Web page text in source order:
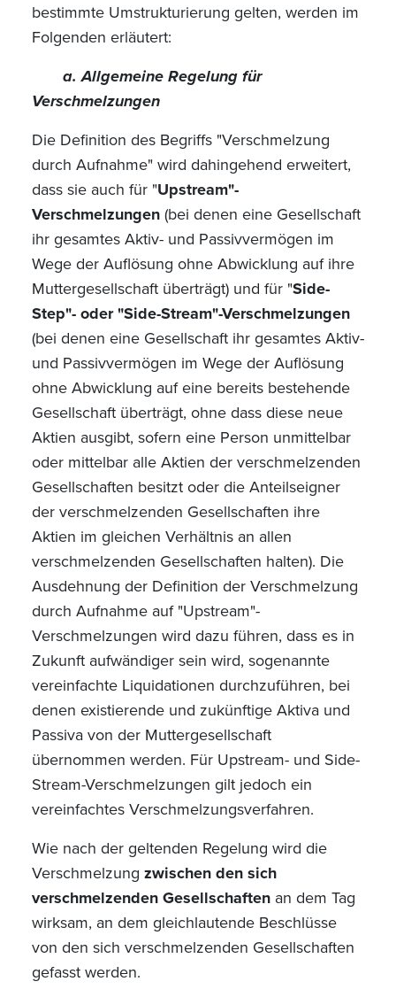
bestimmte Umstrukturierung gelten, werden im
Folgenden erläutert:
a. Allgemeine Regelung für
Verschmelzungen
Die Definition des Begriffs "Verschmelzung
durch Aufnahme" wird dahingehend erweitert,
dass sie auch für "Upstream"-
Verschmelzungen(bei denen eine Gesellschaft
ihr gesamtes Aktiv- und Passivvermögen im
Wege der Auflösung ohne Abwicklung auf ihre
Muttergesellschaft überträgt) und für "Side-
Step"- oder "Side-Stream"-Verschmelzungen
(bei denen eine Gesellschaft ihr gesamtes Aktiv-
und Passivvermögen im Wege der Auflösung
ohne Abwicklung auf eine bereits bestehende
Gesellschaft überträgt, ohne dass diese neue
Aktien ausgibt, sofern eine Person unmittelbar
oder mittelbar alle Aktien der verschmelzenden
Gesellschaften besitzt oder die Anteilseigner
der verschmelzenden Gesellschaften ihre
Aktien im gleichen Verhältnis an allen
verschmelzenden Gesellschaften halten). Die
Ausdehnung der Definition der Verschmelzung
durch Aufnahme auf "Upstream"-
Verschmelzungen wird dazu führen, dass es in
Zukunft aufwändiger sein wird, sogenannte
vereinfachte Liquidationen durchzuführen, bei
denen existierende und zukünftige Aktiva und
Passiva von der Muttergesellschaft
übernommen werden. Für Upstream- und Side-
Stream-Verschmelzungen gilt jedoch ein
vereinfachtes Verschmelzungsverfahren.
Wie nach der geltenden Regelung wird die
Verschmelzung zwischen den sich
verschmelzenden Gesellschaften an dem Tag
wirksam, an dem gleichlautende Beschlüsse
von den sich verschmelzenden Gesellschaften
gefasst werden.